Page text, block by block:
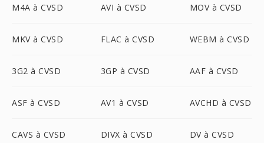
M4A à CVSD AVI à CVSD MOV à CVSD
MKV à CVSD FLAC à CVSD WEBM à CVSD
3G2 à CVSD 3GP à CVSD AAF à CVSD
ASF à CVSD AV1 à CVSD AVCHD à CVSD
CAVS à CVSD DIVX à CVSD DV à CVSD